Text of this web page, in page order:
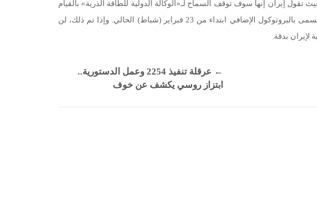
تقول إيران إنها سوف توقف السماح لـ«الوكالة الدولية للطاقة الذرية» بالقيام
بأي عمليات تفتيش مفاجئة، وذلك من خلال وقف العمل وفقاً لما يسمى بالبروتوكول الإضافي ابتداء من 23 فبراير (شباط) الحالي. وإذا تم ذلك، لن
بدقة.
←
عرقلة تنفيذ 2254 وعمل الدستورية..
ابتزاز روسي يكشف عن خوف